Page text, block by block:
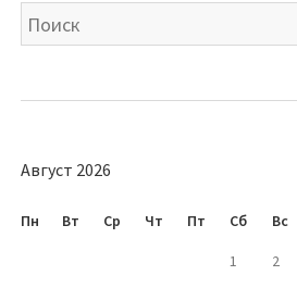
Искать
Август 2026
Пн Вт Ср Чт Пт Сб Вс
1 2